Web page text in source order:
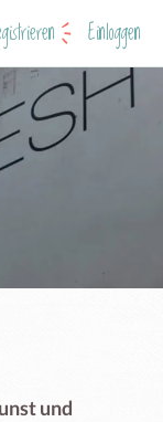
Einloggen
und